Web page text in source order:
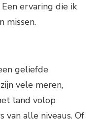
ervaring die ik
missen.
geliefde
vele meren,
land volop
van alle niveaus. Of